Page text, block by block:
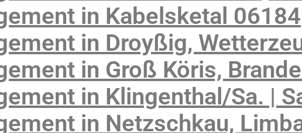
in Kabelsketal 06184
in Droyßig,
in Groß Köris,
in Klingenthal/Sa. |
in Netzschkau,